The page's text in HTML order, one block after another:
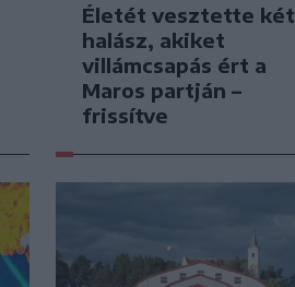
Életét vesztette két
halász, akiket
villámcsapás ért a
Maros partján –
frissítve